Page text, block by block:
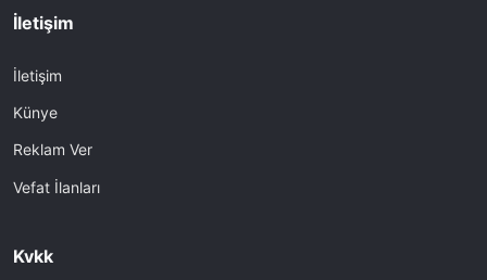
İletişim
İletişim
Künye
Reklam Ver
Vefat İlanları
Kvkk